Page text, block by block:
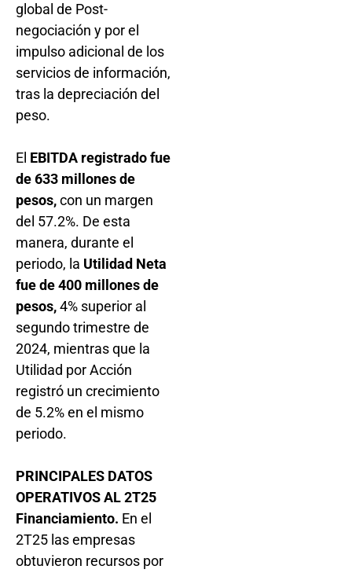
global de Post-
negociación y por el
impulso adicional de los
servicios de información,
tras la depreciación del
peso.
El EBITDA registrado fue
de 633 millones de
pesos,con un margen
del 57.2%. De esta
manera, durante el
periodo, la Utilidad Neta
fue de 400 millones de
pesos,4% superior al
segundo trimestre de
2024, mientras que la
Utilidad por Acción
registró un crecimiento
de 5.2% en el mismo
periodo.
PRINCIPALES DATOS
OPERATIVOS AL 2T25
Financiamiento. En el
2T25 las empresas
obtuvieron recursos por